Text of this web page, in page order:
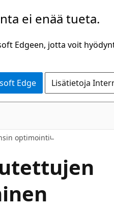
ei enää tueta.
Edgeen, jotta voit
Edge Lisätietoja
optimointi